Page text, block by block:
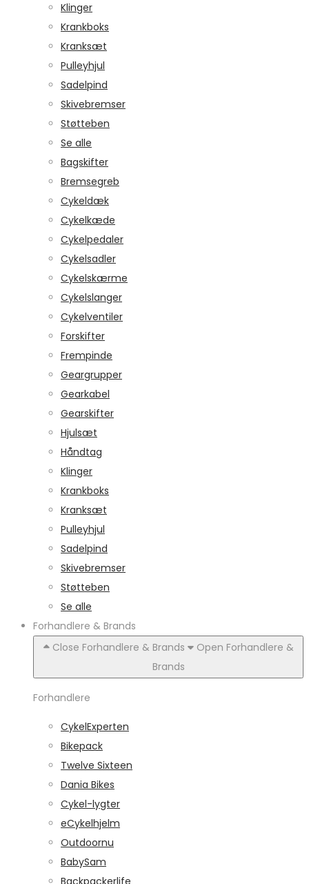
Klinger
Krankboks
Kranksæt
Pulleyhjul
Sadelpind
Skivebremser
Støtteben
Se alle
Bagskifter
Bremsegreb
Cykeldæk
Cykelkæde
Cykelpedaler
Cykelsadler
Cykelskærme
Cykelslanger
Cykelventiler
Forskifter
Frempinde
Geargrupper
Gearkabel
Gearskifter
Hjulsæt
Håndtag
Klinger
Krankboks
Kranksæt
Pulleyhjul
Sadelpind
Skivebremser
Støtteben
Se alle
Forhandlere & Brands
Close Forhandlere & Brands
Open Forhandlere &
Brands
Forhandlere
CykelExperten
Bikepack
Twelve Sixteen
Dania Bikes
Cykel-lygter
eCykelhjelm
Outdoornu
BabySam
Backpackerlife